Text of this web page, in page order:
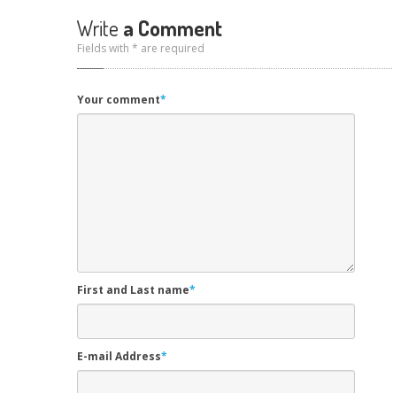
Write a Comment
Fields with * are required
Your comment*
First and Last name*
E-mail Address*